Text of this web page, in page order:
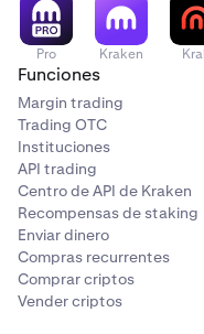
Pro Kraken
Funciones
Margin trading
Trading OTC
Instituciones
API trading
Centro de API de Kraken
Recompensas de staking
Enviar dinero
Compras recurrentes
Comprar criptos
Vender criptos